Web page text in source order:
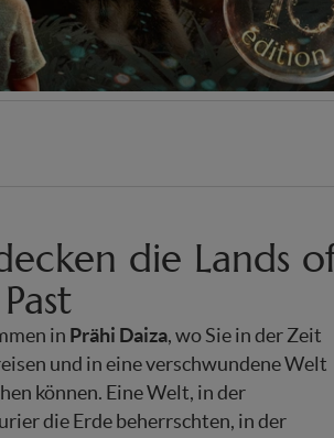
die Lands
in Prähi Daiza, wo Sie in der Zeit
und in eine verschwundene Welt
können. Eine Welt, in der
die Erde beherrschten, in der